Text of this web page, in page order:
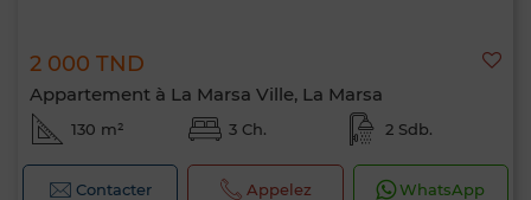
2 000 TND
Appartement à La Marsa Ville, La Marsa
130 m² 3 Ch. 2 Sdb.
Contacter Appelez WhatsApp